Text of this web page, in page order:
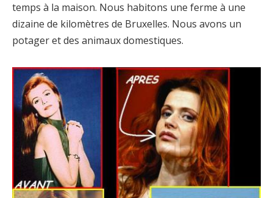
temps à la maison. Nous habitons une ferme à une
dizaine de kilomètres de Bruxelles. Nous avons un
potager et des animaux domestiques.